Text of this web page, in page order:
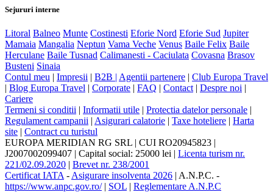
Sejururi interne
Litoral Balneo Munte Costinesti Eforie Nord Eforie Sud Jupiter
Mamaia Mangalia Neptun Vama Veche Venus Baile Felix Baile
Herculane Baile Tusnad Calimanesti - Caciulata Covasna Brasov
Busteni Sinaia
Contul meu | Impresii | B2B | Agentii partenere | Club Europa Travel
| Blog Europa Travel | Corporate | FAQ | Contact | Despre noi |
Cariere
Termeni si conditii | Informatii utile | Protectia datelor personale |
Regulament campanii | Asigurari calatorie | Taxe hoteliere | Harta
site | Contract cu turistul
EUROPA MERIDIAN RG SRL | CUI RO20945823 |
J2007002099407 | Capital social: 25000 lei | Licenta turism nr.
221/02.09.2020 | Brevet nr. 238/2001
Certificat IATA - Asigurare insolventa 2026 | A.N.P.C. -
https://www.anpc.gov.ro/| SOL | Reglementare A.N.P.C